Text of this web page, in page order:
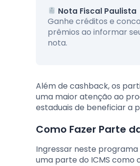
Nota Fiscal Paulista
Ganhe créditos e
prêmios ao informar
nota.
Além de cashback, os
uma maior atenção ao
estaduais de beneficiar a
Como Fazer Parte
Ingressar neste
uma parte do ICMS como